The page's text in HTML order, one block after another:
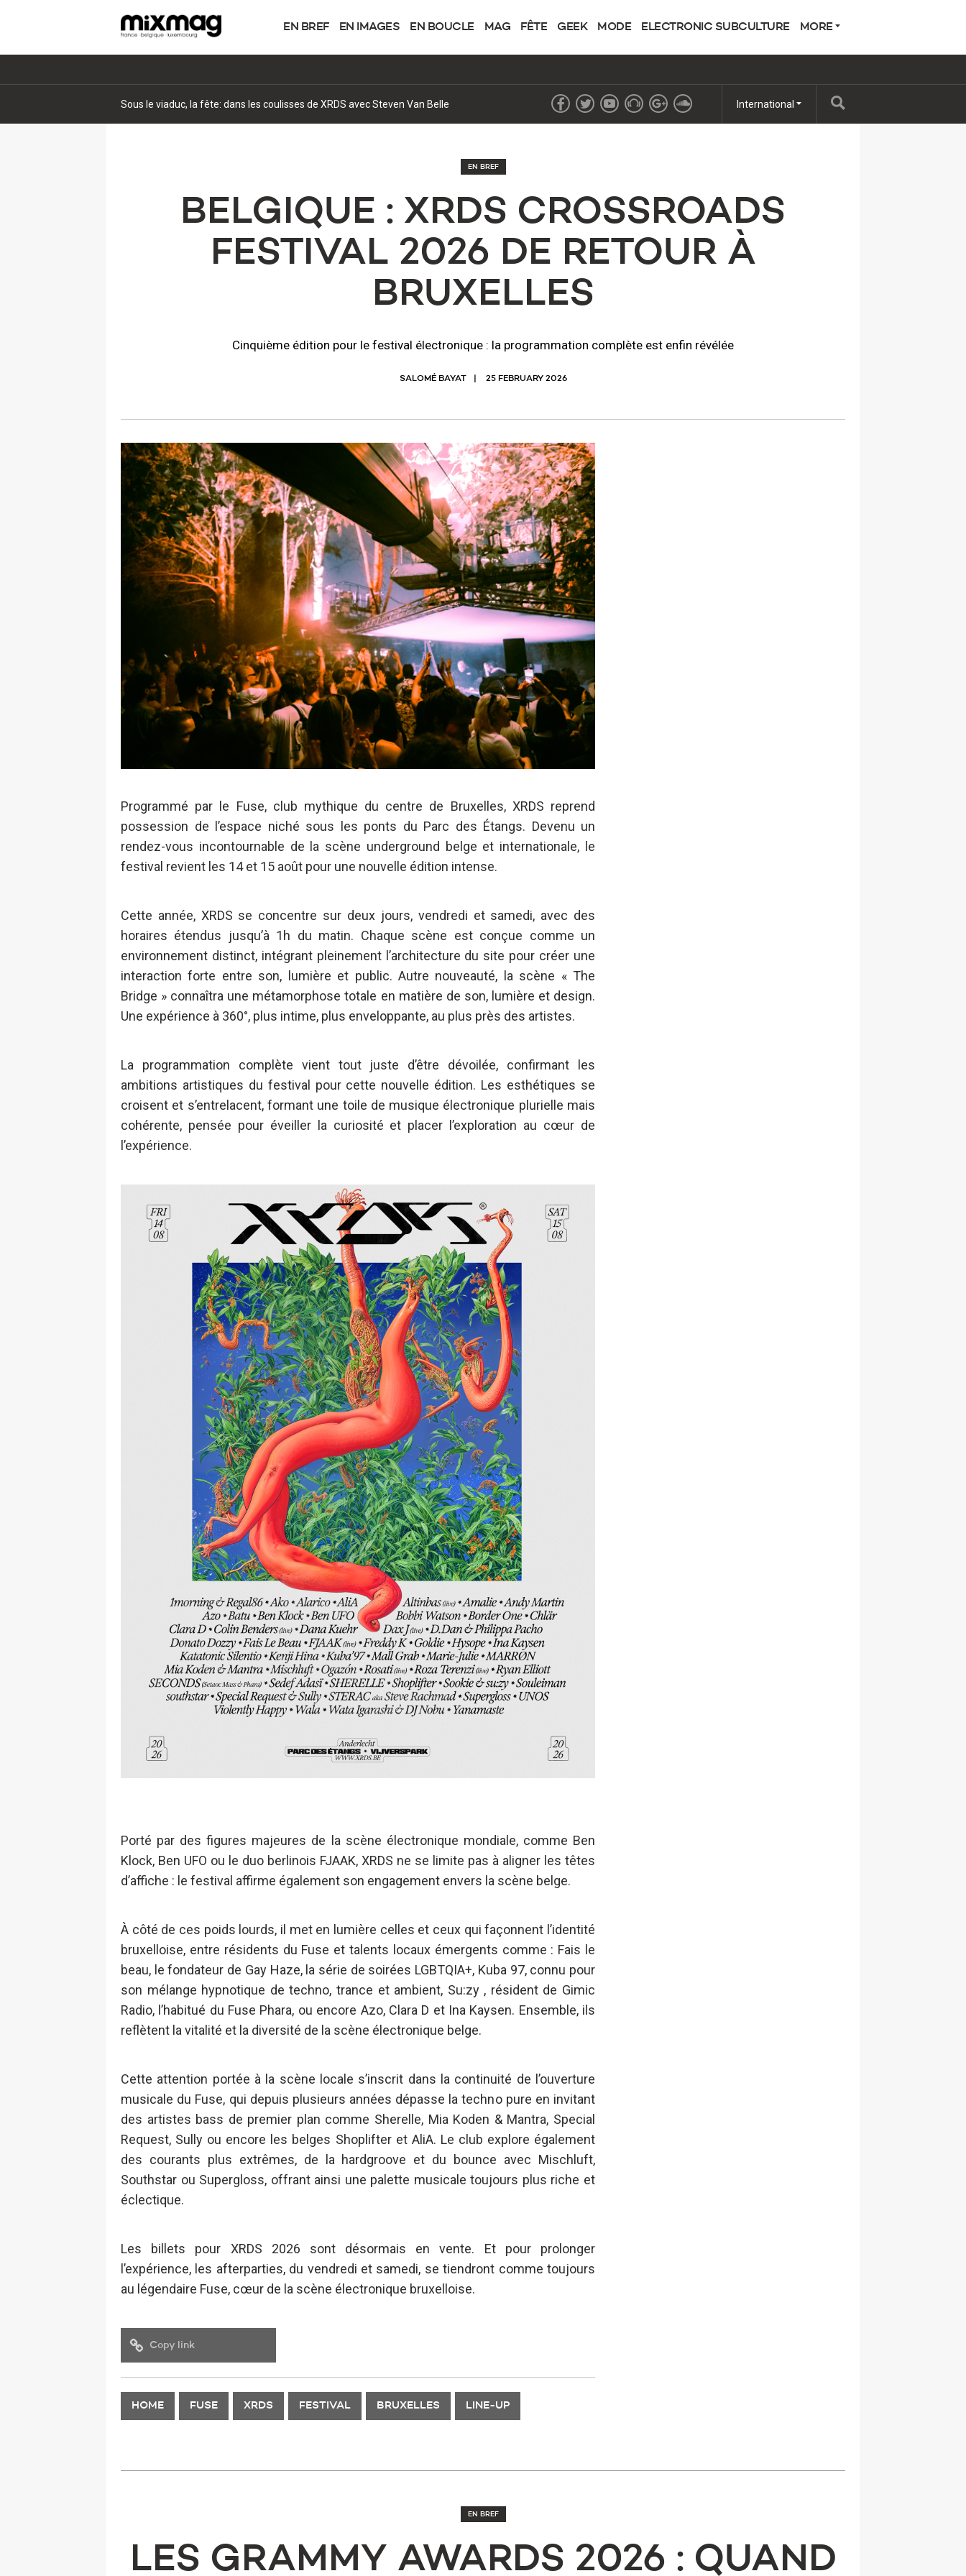
EN BREF EN IMAGES EN BOUCLE MAG FÊTE GEEK MODE ELECTRONIC SUBCULTURE MORE
Sous le viaduc, la fête: dans les coulisses de XRDS avec Steven Van Belle International
EN BREF
BELGIQUE : XRDS CROSSROADS
FESTIVAL 2026 DE RETOUR À
BRUXELLES
Cinquième édition pour le festival électronique : la programmation complète est enfin révélée
SALOMÉ BAYAT 25 FEBRUARY 2026
Programmé par le Fuse, club mythique du centre de Bruxelles, XRDS reprend
possession de l’espace niché sous les ponts du Parc des Étangs. Devenu un
rendez-vous incontournable de la scène underground belge et internationale, le
festival revient les 14 et 15 août pour une nouvelle édition intense.
Cette année, XRDS se concentre sur deux jours, vendredi et samedi, avec des
horaires étendus jusqu’à 1h du matin. Chaque scène est conçue comme un
environnement distinct, intégrant pleinement l’architecture du site pour créer une
interaction forte entre son, lumière et public. Autre nouveauté, la scène « The
Bridge » connaîtra une métamorphose totale en matière de son, lumière et design.
Une expérience à 360°, plus intime, plus enveloppante, au plus près des artistes.
La programmation complète vient tout juste d’être dévoilée, confirmant les
ambitions artistiques du festival pour cette nouvelle édition. Les esthétiques se
croisent et s’entrelacent, formant une toile de musique électronique plurielle mais
cohérente, pensée pour éveiller la curiosité et placer l’exploration au cœur de
l’expérience.
Porté par des figures majeures de la scène électronique mondiale, comme Ben
Klock, Ben UFO ou le duo berlinois FJAAK, XRDS ne se limite pas à aligner les têtes
d’affiche : le festival affirme également son engagement envers la scène belge.
À côté de ces poids lourds, il met en lumière celles et ceux qui façonnent l’identité
bruxelloise, entre résidents du Fuse et talents locaux émergents comme : Fais le
beau, le fondateur de Gay Haze, la série de soirées LGBTQIA+, Kuba 97, connu pour
son mélange hypnotique de techno, trance et ambient, Su:zy , résident de Gimic
Radio, l’habitué du Fuse Phara, ou encore Azo, Clara D et Ina Kaysen. Ensemble, ils
reflètent la vitalité et la diversité de la scène électronique belge.
Cette attention portée à la scène locale s’inscrit dans la continuité de l’ouverture
musicale du Fuse, qui depuis plusieurs années dépasse la techno pure en invitant
des artistes bass de premier plan comme Sherelle, Mia Koden & Mantra, Special
Request, Sully ou encore les belges Shoplifter et AliA. Le club explore également
des courants plus extrêmes, de la hardgroove et du bounce avec Mischluft,
Southstar ou Supergloss, offrant ainsi une palette musicale toujours plus riche et
éclectique.
Les billets pour XRDS 2026 sont désormais en vente. Et pour prolonger
l’expérience, les afterparties, du vendredi et samedi, se tiendront comme toujours
au légendaire Fuse, cœur de la scène électronique bruxelloise.
Copy link
HOME FUSE XRDS FESTIVAL BRUXELLES LINE-UP
EN BREF
LES GRAMMY AWARDS 2026 : QUAND